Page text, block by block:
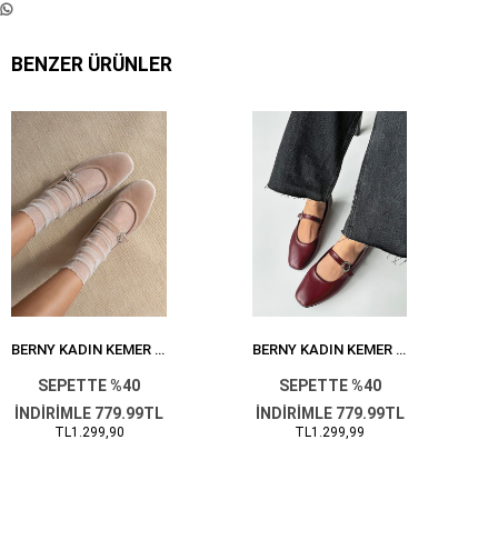
BENZER ÜRÜNLER
BERNY KADIN KEMER DETAY KADIFE BABET VIZON
SEPETTE %40
İNDİRİMLE 779.99TL
TL1.299,90
BERNY KADIN KEMER DETAY DERI BABET BORDO
SEPETTE %40
İNDİRİMLE 779.99TL
TL1.299,99